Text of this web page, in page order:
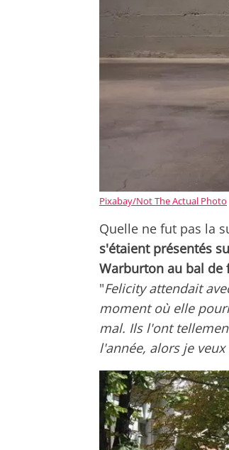
Pixabay/Not The Actual Photo
Quelle ne fut pas la
s'étaient présentés
Warburton au bal de
"Felicity attendait
moment où elle
mal. Ils l'ont
l'année, alors je